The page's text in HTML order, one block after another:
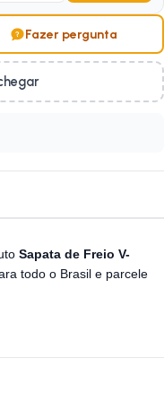
Fazer pergunta
Sapata de Freio V-
todo o Brasil e parcele